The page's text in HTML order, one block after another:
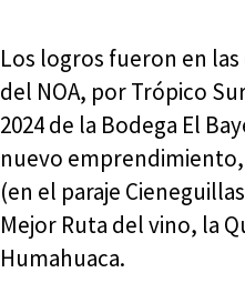
Los logros fueron en
del NOA, por Trópico
2024 de la Bodega El
nuevo emprendimiento,
(en el paraje
Mejor Ruta del vino, la
Humahuaca.